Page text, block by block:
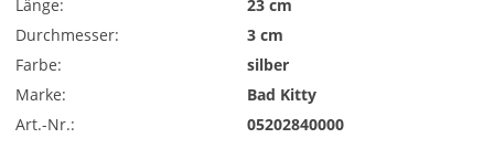
Länge:
23 cm
Durchmesser:
3 cm
Farbe:
silber
Marke:
Bad Kitty
Art.-Nr.:
05202840000